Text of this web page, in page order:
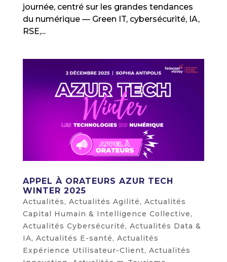
journée, centré sur les grandes tendances
du numérique — Green IT, cybersécurité, IA,
RSE,...
APPEL À ORATEURS AZUR TECH
WINTER 2025
Actualités, Actualités Agilité, Actualités
Capital Humain & Intelligence Collective,
Actualités Cybersécurité, Actualités Data &
IA, Actualités E-santé, Actualités
Expérience Utilisateur-Client, Actualités